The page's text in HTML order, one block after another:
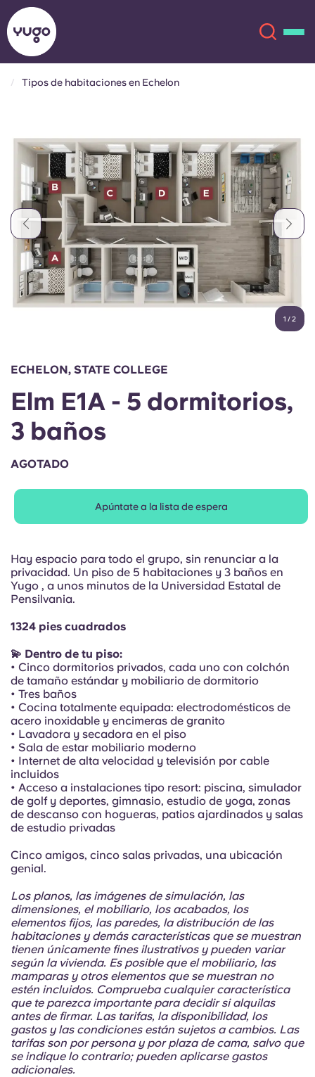
Ubicaciones
Más
Cuenta Idioma
Chinese
Italian
Iniciar sesión
English (US)
Chinese Español
Català Deutsch
Italian French
Portuguese
Tipos de habitaciones en Echelon
1 /2
ECHELON, STATE COLLEGE
Elm E1A - 5 dormitorios,
3 baños
AGOTADO
Apúntate a la lista de espera
Hay espacio para todo el grupo, sin renunciar a la
privacidad. Un piso de 5 habitaciones y 3 baños en
Yugo , a unos minutos de la Universidad Estatal de
Pensilvania.
1324 pies cuadrados
💫 Dentro de tu piso:
• Cinco dormitorios privados, cada uno con colchón
de tamaño estándar y mobiliario de dormitorio
• Tres baños
• Cocina totalmente equipada: electrodomésticos de
acero inoxidable y encimeras de granito
• Lavadora y secadora en el piso
• Sala de estar mobiliario moderno
• Internet de alta velocidad y televisión por cable
incluidos
• Acceso a instalaciones tipo resort: piscina, simulador
de golf y deportes, gimnasio, estudio de yoga, zonas
de descanso con hogueras, patios ajardinados y salas
de estudio privadas
Cinco amigos, cinco salas privadas, una ubicación
genial.
Los planos, las imágenes de simulación, las
dimensiones, el mobiliario, los acabados, los
elementos fijos, las paredes, la distribución de las
habitaciones y demás características que se muestran
tienen únicamente fines ilustrativos y pueden variar
según la vivienda. Es posible que el mobiliario, las
mamparas y otros elementos que se muestran no
estén incluidos. Comprueba cualquier característica
que te parezca importante para decidir si alquilas
antes de firmar. Las tarifas, la disponibilidad, los
gastos y las condiciones están sujetos a cambios. Las
tarifas son por persona y por plaza de cama, salvo que
se indique lo contrario; pueden aplicarse gastos
adicionales.